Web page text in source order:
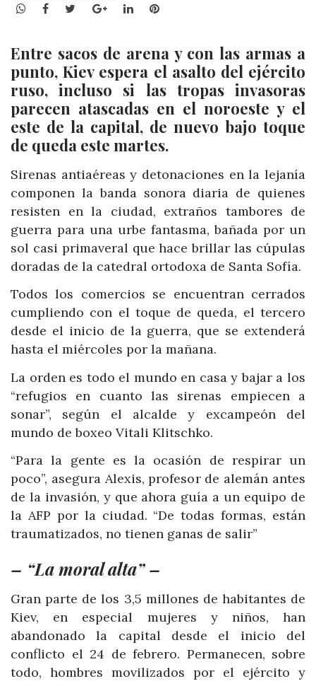
WhatsApp
Facebook
TwitterGoogle+LinkedInPinterest
Entre sacos de arena y con las armas a
punto, Kiev espera el asalto del ejército
ruso, incluso si las tropas invasoras
parecen atascadas en el noroeste y el
este de la capital, de nuevo bajo toque
de queda este martes.
Sirenas antiaéreas y detonaciones en la lejanía
componen la banda sonora diaria de quienes
resisten en la ciudad, extraños tambores de
guerra para una urbe fantasma, bañada por un
sol casi primaveral que hace brillar las cúpulas
doradas de la catedral ortodoxa de Santa Sofía.
Todos los comercios se encuentran cerrados
cumpliendo con el toque de queda, el tercero
desde el inicio de la guerra, que se extenderá
hasta el miércoles por la mañana.
La orden es todo el mundo en casa y bajar a los
“refugios en cuanto las sirenas empiecen a
sonar”, según el alcalde y excampeón del
mundo de boxeo Vitali Klitschko.
“Para la gente es la ocasión de respirar un
poco”, asegura Alexis, profesor de alemán antes
de la invasión, y que ahora guía a un equipo de
la AFP por la ciudad. “De todas formas, están
traumatizados, no tienen ganas de salir”
– “La moral alta” –
Gran parte de los 3,5 millones de habitantes de
Kiev, en especial mujeres y niños, han
abandonado la capital desde el inicio del
conflicto el 24 de febrero. Permanecen, sobre
todo, hombres movilizados por el ejército y